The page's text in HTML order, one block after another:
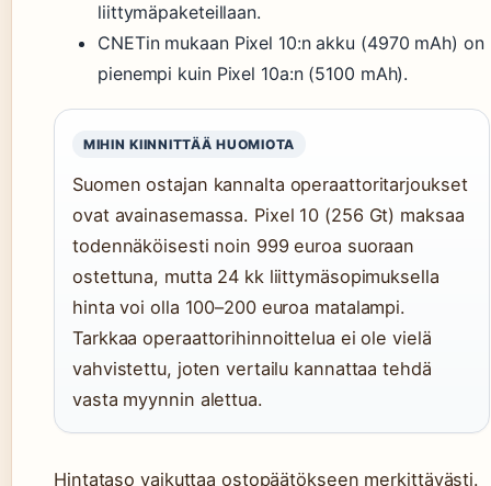
liittymäpaketeillaan.
CNETin mukaan Pixel 10:n akku (4970 mAh) on
pienempi kuin Pixel 10a:n (5100 mAh).
MIHIN KIINNITTÄÄ HUOMIOTA
Suomen ostajan kannalta operaattoritarjoukset
ovat avainasemassa. Pixel 10 (256 Gt) maksaa
todennäköisesti noin 999 euroa suoraan
ostettuna, mutta 24 kk liittymäsopimuksella
hinta voi olla 100–200 euroa matalampi.
Tarkkaa operaattorihinnoittelua ei ole vielä
vahvistettu, joten vertailu kannattaa tehdä
vasta myynnin alettua.
Hintataso vaikuttaa ostopäätökseen merkittävästi.